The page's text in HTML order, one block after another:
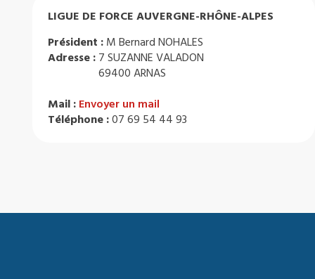
LIGUE DE FORCE AUVERGNE-RHÔNE-ALPES
Président : M Bernard NOHALES
Adresse : 7 SUZANNE VALADON
69400 ARNAS
Mail : Envoyer un mail
Téléphone :07 69 54 44 93